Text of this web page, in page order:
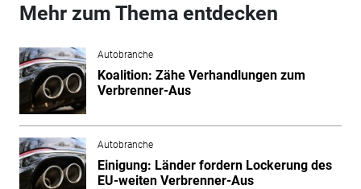
Mehr zum Thema entdecken
Autobranche
Koalition: Zähe Verhandlungen zum
Verbrenner-Aus
Autobranche
Einigung: Länder fordern Lockerung des
EU-weiten Verbrenner-Aus